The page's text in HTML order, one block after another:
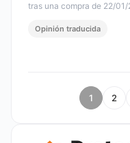
tras una compra de 22/
Opinión traducida
1 2